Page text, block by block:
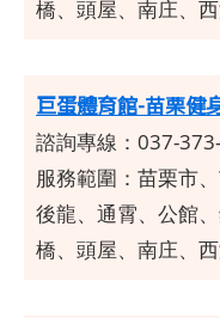
橋、頭屋、南庄、
巨蛋體育館-苗栗健
諮詢專線：037-
服務範圍： 苗栗市
後龍、通霄、公館
橋、頭屋、南庄、